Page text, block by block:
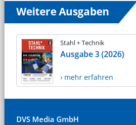
Weitere Ausgaben
Stahl + Technik
Ausgabe 3 (2026)
› mehr erfahren
DVS Media GmbH